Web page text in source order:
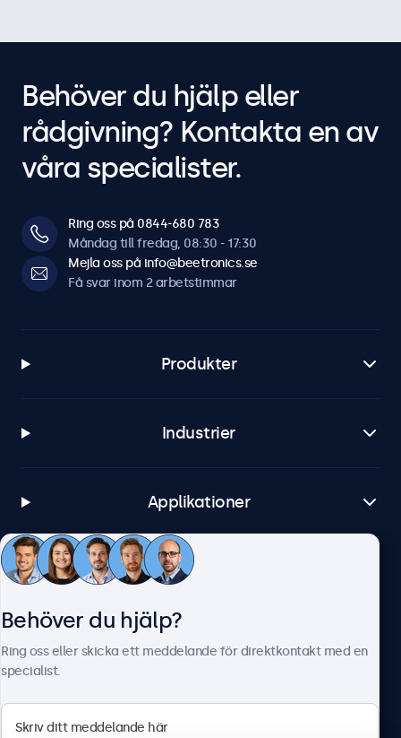
Behöver du hjälp eller
rådgivning? Kontakta en av
våra specialister.
Ring oss på 0844-680 783
Måndag till fredag, 08:30 - 17:30
Mejla oss på info@beetronics.se
Få svar inom 2 arbetstimmar
Produkter
Industrier
Applikationer
Kundtjänst
Behöver du hjälp?
Ring oss eller skicka ett meddelande för direktkontakt med en
specialist.